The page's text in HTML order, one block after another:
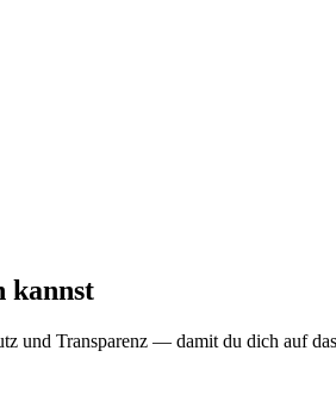
kannst
und Transparenz — damit du dich auf